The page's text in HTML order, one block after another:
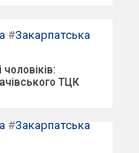
#Закарпатська
ТЦК
#Закарпатська